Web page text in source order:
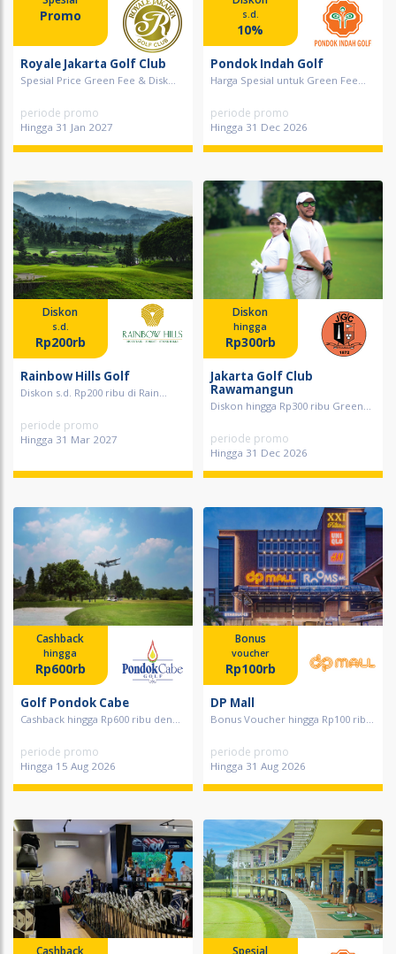
Promo
Royale Jakarta Golf Club
Spesial Price Green Fee & Disk...
periode promo
Hingga 31 Jan 2027
s.d.
10%
Pondok Indah Golf
Harga Spesial untuk Green Fee...
periode promo
Hingga 31 Dec 2026
Diskon
s.d.
Rp200rb
Rainbow Hills Golf
Diskon s.d. Rp200 ribu di Rain...
periode promo
Hingga 31 Mar 2027
Diskon
hingga
Rp300rb
Jakarta Golf Club
Rawamangun
Diskon hingga Rp300 ribu Green...
periode promo
Hingga 31 Dec 2026
Cashback
hingga
Rp600rb
Golf Pondok Cabe
Cashback hingga Rp600 ribu den...
periode promo
Hingga 15 Aug 2026
Bonus
voucher
Rp100rb
DP Mall
Bonus Voucher hingga Rp100 rib...
periode promo
Hingga 31 Aug 2026
Cashback Spesial